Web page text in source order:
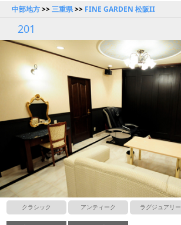
中部地方>>三重県>> FINE GARDEN 松阪II
201
クラシック アンティーク ラグジュアリー